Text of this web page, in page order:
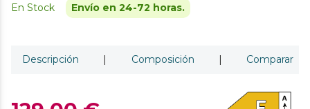
En Stock Envío en 24-72 horas.
Descripción | Composición | Comparar